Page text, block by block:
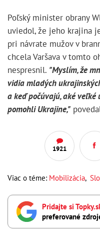
Poľský minister obrany
uviedol, že jeho krajina
pri návrate mužov v
chcela Varšava v tomto
nespresnil. "Myslím, že
vidia mladých
a keď počúvajú, aké
pomohli Ukrajine,"
1921
Viac o téme: Mobilizácia,
Pridajte si
preferované